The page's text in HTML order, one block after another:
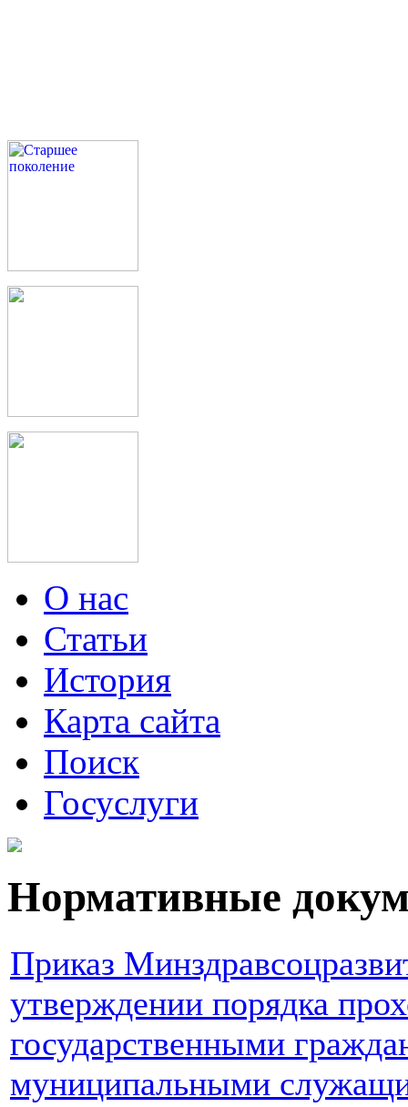
О нас
Статьи
История
Карта сайта
Поиск
Госуслуги
Нормативные
Приказ
утверждении порядка
государственными
муниципальными